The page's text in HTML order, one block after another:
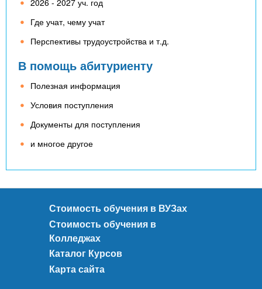
Где учат, чему учат
Перспективы трудоустройства и т.д.
В помощь абитуриенту
Полезная информация
Условия поступления
Документы для поступления
и многое другое
Стоимость обучения в ВУЗах
Стоимость обучения в
Колледжах
Каталог Курсов
Карта сайта